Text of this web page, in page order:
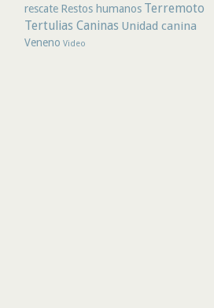
rescate Restos humanos Terremoto
Tertulias Caninas Unidad canina
Veneno Video